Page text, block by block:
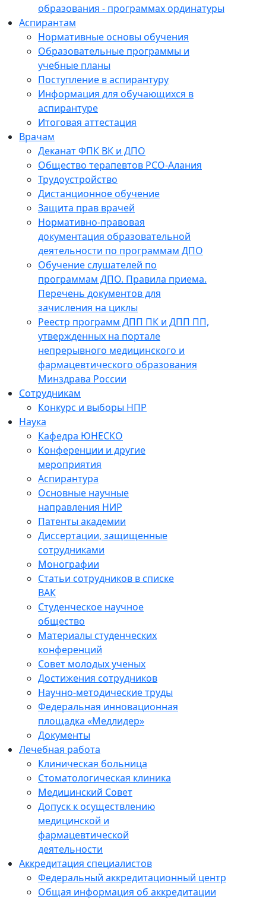
образования - программах ординатуры
Аспирантам
Нормативные основы обучения
Образовательные программы и
учебные планы
Поступление в аспирантуру
Информация для обучающихся в
аспирантуре
Итоговая аттестация
Врачам
Деканат ФПК ВК и ДПО
Общество терапевтов РСО-Алания
Трудоустройство
Дистанционное обучение
Защита прав врачей
Нормативно-правовая
документация образовательной
деятельности по программам ДПО
Обучение слушателей по
программам ДПО. Правила приема.
Перечень документов для
зачисления на циклы
Реестр программ ДПП ПК и ДПП ПП,
утвержденных на портале
непрерывного медицинского и
фармацевтического образования
Минздрава России
Сотрудникам
Конкурс и выборы НПР
Наука
Кафедра ЮНЕСКО
Конференции и другие
мероприятия
Аспирантура
Основные научные
направления НИР
Патенты академии
Диссертации, защищенные
сотрудниками
Монографии
Статьи сотрудников в списке
ВАК
Студенческое научное
общество
Материалы студенческих
конференций
Совет молодых ученых
Достижения сотрудников
Научно-методические труды
Федеральная инновационная
площадка «Медлидер»
Документы
Лечебная работа
Клиническая больница
Стоматологическая клиника
Медицинский Совет
Допуск к осуществлению
медицинской и
фармацевтической
деятельности
Аккредитация специалистов
Федеральный аккредитационный центр
Общая информация об аккредитации